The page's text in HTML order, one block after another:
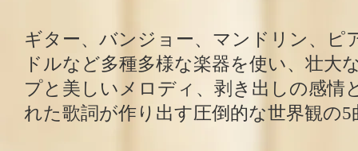
ギター、バンジョー、マンドリン、ピ
ドルなど多種多様な楽器を使い、壮大
プと美しいメロディ、剥き出しの感情
れた歌詞が作り出す圧倒的な世界観の5